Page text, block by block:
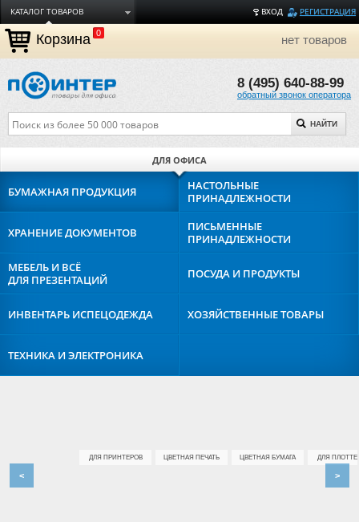
ВХОД РЕГИСТРАЦИЯ
КАТАЛОГ ТОВАРОВ
ДОСТАВКА
ОПЛАТА
ТОРГОВЫЕ МАРКИ
О КОМПАНИИ
Корзина 0 нет товаров
8 (495) 640-88-99
обратный звонок оператора
НАЙТИ
ДЛЯ ОФИСА
БУМАЖНАЯ ПРОДУКЦИЯ
НАСТОЛЬНЫЕ
ПРИНАДЛЕЖНОСТИ
ХРАНЕНИЕДОКУМЕНТОВ
ПИСЬМЕННЫЕ
ПРИНАДЛЕЖНОСТИ
МЕБЕЛЬ И ВСЁ
ДЛЯ ПРЕЗЕНТАЦИЙ
ПОСУДА И ПРОДУКТЫ
ИНВЕНТАРЬ ИСПЕЦОДЕЖДА ХОЗЯЙСТВЕННЫЕТОВАРЫ
ТЕХНИКА ИЭЛЕКТРОНИКА
ДЛЯ ПРИНТЕРОВ ЦВЕТНАЯ ПЕЧАТЬ ЦВЕТНАЯ БУМАГА ДЛЯ
< >